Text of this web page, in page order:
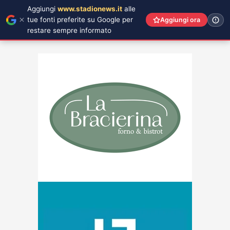
Aggiungi www.stadionews.it alle
tue fonti preferite su Google per
restare sempre informato
Aggiungi ora